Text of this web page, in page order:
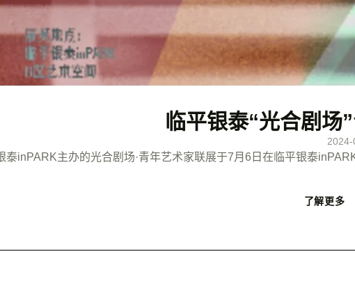
临平银泰“光合剧场
2024-
泰inPARK主办的光合剧场·青年艺术家联展于7月6日在临平银泰
了解更多